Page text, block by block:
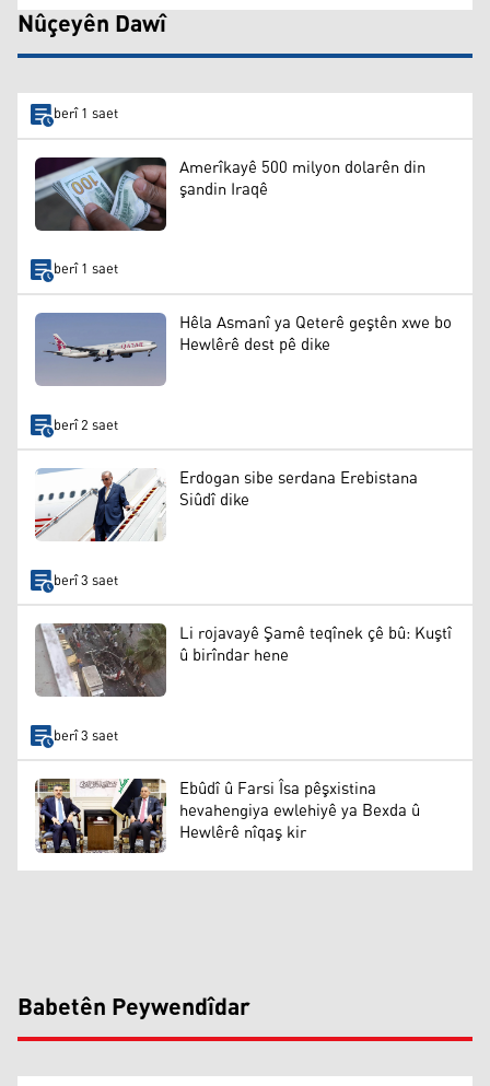
Nûçeyên Dawî
berî 1 saet
Amerîkayê 500 milyon dolarên din
şandin Iraqê
berî 1 saet
Hêla Asmanî ya Qeterê geştên xwe bo
Hewlêrê dest pê dike
berî 2 saet
Erdogan sibe serdana Erebistana
Siûdî dike
berî 3 saet
Li rojavayê Şamê teqînek çê bû: Kuştî
û birîndar hene
berî 3 saet
Ebûdî û Farsi Îsa pêşxistina
hevahengiya ewlehiyê ya Bexda û
Hewlêrê nîqaş kir
Babetên Peywendîdar